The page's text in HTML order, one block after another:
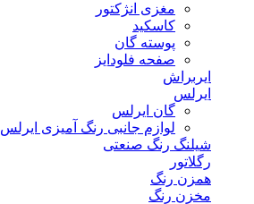
مغزی انژکتور
کاسکید
پوسته گان
صفحه فلودایز
ایربراش
ایرلس
گان ایرلس
لوازم جانبی رنگ آمیزی ایرلس
شیلنگ رنگ صنعتی
رگلاتور
همزن رنگ
مخزن رنگ